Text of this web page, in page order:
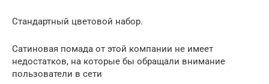
Стандартный цветовой набор.
Сатиновая помада от этой компании не имеет
недостатков, на которые бы обращали внимание
пользователи в сети